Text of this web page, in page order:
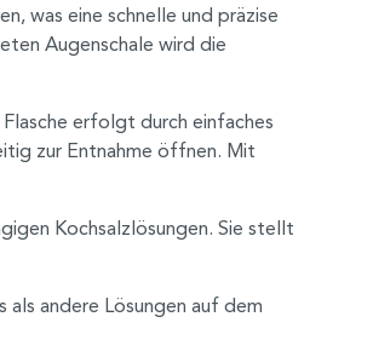
was eine schnelle und präzise
Augenschale wird die
erfolgt durch einfaches
zur Entnahme öffnen. Mit
Kochsalzlösungen. Sie stellt
andere Lösungen auf dem